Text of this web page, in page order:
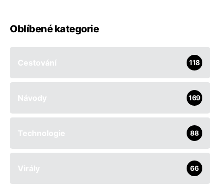
Oblíbené kategorie
Cestování 118
Návody 169
Technologie 88
Virály 66